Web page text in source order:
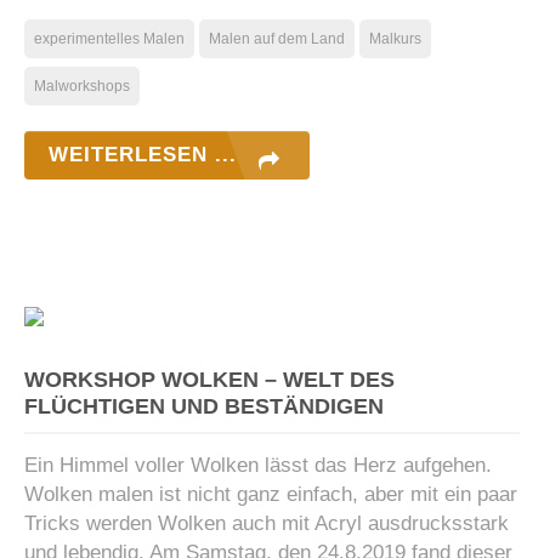
experimentelles Malen Malen auf dem Land Malkurs
Malworkshops
WEITERLESEN ...
WORKSHOP WOLKEN – WELT DES
FLÜCHTIGEN UND BESTÄNDIGEN
Ein Himmel voller Wolken lässt das Herz aufgehen.
Wolken malen ist nicht ganz einfach, aber mit ein paar
Tricks werden Wolken auch mit Acryl ausdrucksstark
und lebendig. Am Samstag, den 24.8.2019 fand dieser